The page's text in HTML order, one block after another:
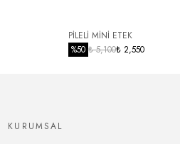
PİLELİ MİNİ ETEK
%50 ₺ 5,100₺ 2,550
KURUMSAL